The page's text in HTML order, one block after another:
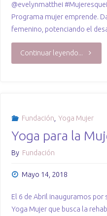
@evelynmatthei
Programa mujer emprende.
femenino, potenciando el
Continuar leyendo..."Día
mujer
en
Fundación Yoga Mujer
Yoga para la
By Fundación
Mayo 14, 2018
El 6 de Abril inauguramos
Yoga Mujer que busca la